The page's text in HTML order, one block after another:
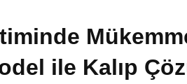
ile Kalıp